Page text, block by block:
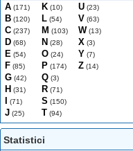
A (171)
B (120)
C (237)
D (68)
E (54)
F (85)
G (42)
H (31)
(71)
J (25)
K (10)
L (54)
M (103)
N (28)
O (24)
P (174)
Q (3)
R (71)
S (150)
T (94)
U (23)
V (63)
W (13)
X (3)
Y (7)
Z (14)
Statistici